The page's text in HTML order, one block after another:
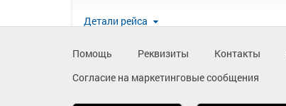
Детали рейса
Помощь Реквизиты Контакты
Согласие на маркетинговые сообщения